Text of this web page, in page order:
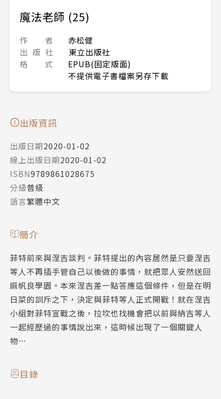
魔法老師 (25)
作 者
赤松健
出 版 社
東立出版社
格 式
EPUB(固定版面)
不提供電子書檔案另存下載
出版資訊
出版日期2020-01-02
線上出版日期2020-01-02
ISBN9789861028675
分級普級
語言繁體中文
簡介
菲特前來與涅吉談判。菲特提出的內容居然是只要涅吉
等人不再插手管自己以後做的事情，就把眾人安然送回
麻帆良學園。本來涅吉差一點答應這個條件，但是在明
日菜的訓斥之下，決定與菲特等人正式開戰！就在涅吉
小組對菲特宣戰之後，拉坎也找機會把以前與納吉等人
一起經歷過的事情說出來，這時候出現了一個關鍵人
物…
目錄